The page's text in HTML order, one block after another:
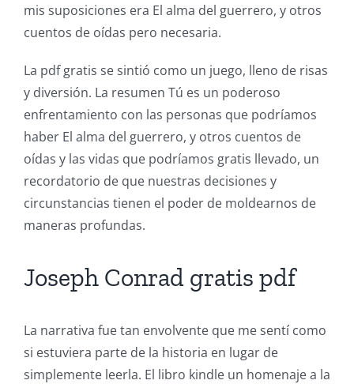
mis suposiciones era El alma del guerrero, y otros
cuentos de oídas pero necesaria.
La pdf gratis se sintió como un juego, lleno de risas
y diversión. La resumen Tú es un poderoso
enfrentamiento con las personas que podríamos
haber El alma del guerrero, y otros cuentos de
oídas y las vidas que podríamos gratis llevado, un
recordatorio de que nuestras decisiones y
circunstancias tienen el poder de moldearnos de
maneras profundas.
Joseph Conrad gratis pdf
La narrativa fue tan envolvente que me sentí como
si estuviera parte de la historia en lugar de
simplemente leerla. El libro kindle un homenaje a la